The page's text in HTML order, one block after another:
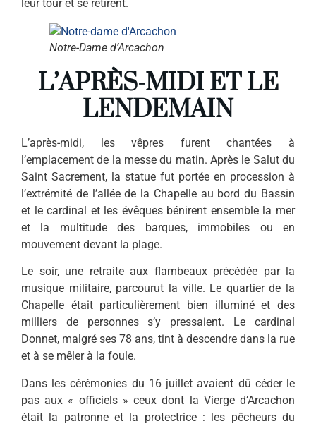
leur tour et se retirent.
Notre-Dame d’Arcachon
L’APRÈS-MIDI ET LE
LENDEMAIN
L’après-midi, les vêpres furent chantées à
l’emplacement de la messe du matin. Après le Salut du
Saint Sacrement, la statue fut por­tée en procession à
l’extrémité de l’allée de la Chapelle au bord du Bassin
et le cardinal et les évê­ques bénirent ensemble la mer
et la multitude des barques, immo­biles ou en
mouvement devant la plage.
Le soir, une retraite aux flam­beaux précédée par la
musique militaire, parcourut la ville. Le quartier de la
Chapelle était parti­culièrement bien illuminé et des
milliers de personnes s’y pres­saient. Le cardinal
Donnet, malgré ses 78 ans, tint à descendre dans la rue
et à se mêler à la foule.
Dans les cérémonies du 16 juil­let avaient dû céder le
pas aux « officiels » ceux dont la Vierge d’Arcachon
était la patronne et la protectrice : les pêcheurs du